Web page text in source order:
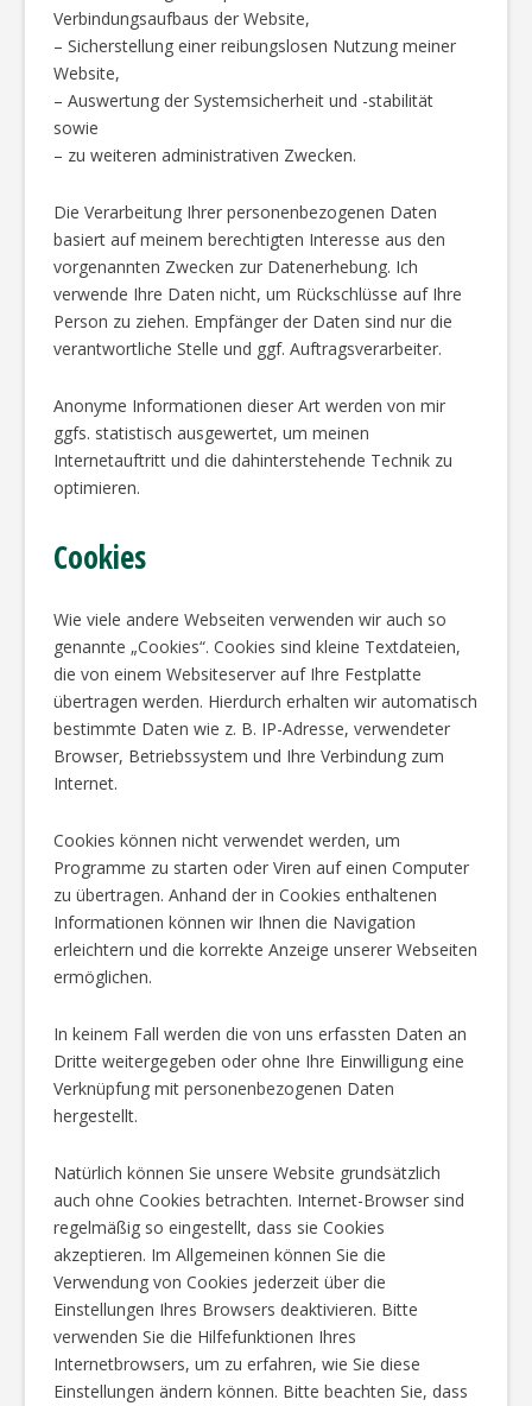
Verbindungsaufbaus der Website,
– Sicherstellung einer reibungslosen Nutzung meiner
Website,
– Auswertung der Systemsicherheit und -stabilität
sowie
– zu weiteren administrativen Zwecken.
Die Verarbeitung Ihrer personenbezogenen Daten
basiert auf meinem berechtigten Interesse aus den
vorgenannten Zwecken zur Datenerhebung. Ich
verwende Ihre Daten nicht, um Rückschlüsse auf Ihre
Person zu ziehen. Empfänger der Daten sind nur die
verantwortliche Stelle und ggf. Auftragsverarbeiter.
Anonyme Informationen dieser Art werden von mir
ggfs. statistisch ausgewertet, um meinen
Internetauftritt und die dahinterstehende Technik zu
optimieren.
Cookies
Wie viele andere Webseiten verwenden wir auch so
genannte „Cookies“. Cookies sind kleine Textdateien,
die von einem Websiteserver auf Ihre Festplatte
übertragen werden. Hierdurch erhalten wir automatisch
bestimmte Daten wie z. B. IP-Adresse, verwendeter
Browser, Betriebssystem und Ihre Verbindung zum
Internet.
Cookies können nicht verwendet werden, um
Programme zu starten oder Viren auf einen Computer
zu übertragen. Anhand der in Cookies enthaltenen
Informationen können wir Ihnen die Navigation
erleichtern und die korrekte Anzeige unserer Webseiten
ermöglichen.
In keinem Fall werden die von uns erfassten Daten an
Dritte weitergegeben oder ohne Ihre Einwilligung eine
Verknüpfung mit personenbezogenen Daten
hergestellt.
Natürlich können Sie unsere Website grundsätzlich
auch ohne Cookies betrachten. Internet-Browser sind
regelmäßig so eingestellt, dass sie Cookies
akzeptieren. Im Allgemeinen können Sie die
Verwendung von Cookies jederzeit über die
Einstellungen Ihres Browsers deaktivieren. Bitte
verwenden Sie die Hilfefunktionen Ihres
Internetbrowsers, um zu erfahren, wie Sie diese
Einstellungen ändern können. Bitte beachten Sie, dass